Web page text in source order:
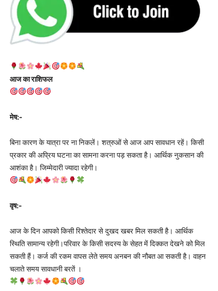
आज का राशिफल
मेष:-
बिना कारण के यात्रा पर ना निकलें। शत्रुओं से आज आप सावधान रहें। किसी
प्रकार की अप्रिय घटना का सामना करना पड़ सकता है। आर्थिक नुकसान की
आशंका है। जिम्मेदारी ज्यादा रहेगी।
वृष:-
आज के दिन आपको किसी रिश्तेदार से दुखद खबर मिल सकती है। आर्थिक
स्थिति सामान्य रहेगी।परिवार के किसी सदस्य के सेहत में दिक्कत देखने को मिल
सकती हैं। कर्ज की रकम वापस लेते समय अनबन की नौबत आ सकती है। वाहन
चलाते समय सावधानी बरतें ।